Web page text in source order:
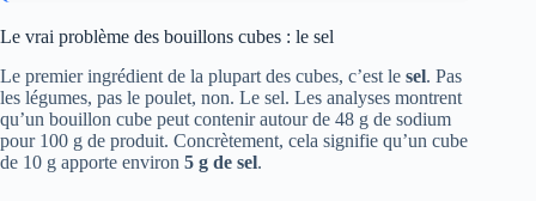
Le vrai problème des bouillons cubes : le sel
Le premier ingrédient de la plupart des cubes, c’est le sel. Pas
les légumes, pas le poulet, non. Le sel. Les analyses montrent
qu’un bouillon cube peut contenir autour de 48 g de sodium
pour 100 g de produit. Concrètement, cela signifie qu’un cube
de 10 g apporte environ 5 g de sel.